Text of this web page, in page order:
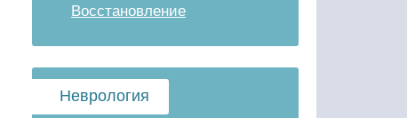
Восстановление
Неврология